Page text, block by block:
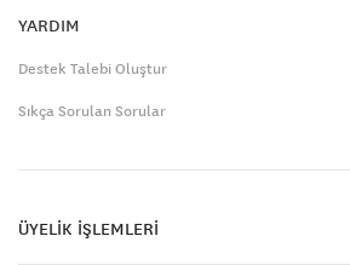
YARDIM
Destek Talebi Oluştur
Sıkça Sorulan Sorular
ÜYELİK İŞLEMLERİ